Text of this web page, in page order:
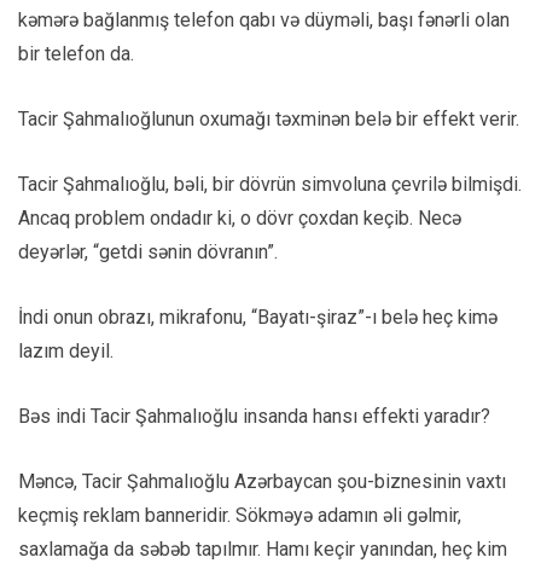
kəmərə bağlanmış telefon qabı və düyməli, başı fənərli olan
bir telefon da.
Tacir Şahmalıoğlunun oxumağı təxminən belə bir effekt verir.
Tacir Şahmalıoğlu, bəli, bir dövrün simvoluna çevrilə bilmişdi.
Ancaq problem ondadır ki, o dövr çoxdan keçib. Necə
deyərlər, “getdi sənin dövranın”.
İndi onun obrazı, mikrafonu, “Bayatı-şiraz”-ı belə heç kimə
lazım deyil.
Bəs indi Tacir Şahmalıoğlu insanda hansı effekti yaradır?
Məncə, Tacir Şahmalıoğlu Azərbaycan şou-biznesinin vaxtı
keçmiş reklam banneridir. Sökməyə adamın əli gəlmir,
saxlamağa da səbəb tapılmır. Hamı keçir yanından, heç kim